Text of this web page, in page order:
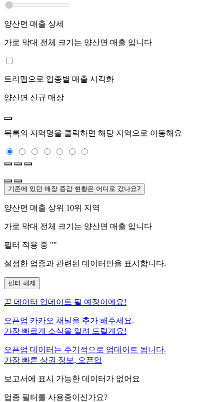
양산면 매출 상세
가로 막대 전체 크기는 양산면 매출 입니다
트리맵으로 업종별 매출 시각화
양산면 신규 매장
목록의 지역명을 클릭하면 해당 지역으로 이동해요
기존에 있던 매장 증감 현황은 어디로 갔나요?
양산면 매출 상위 10위 지역
가로 막대 전체 크기는 양산면 매출 입니다
필터 적용 중 ""
설정한 업종과 관련된 데이터만을 표시합니다.
필터 해제
곧 데이터 업데이트 될 예정이에요!
오픈업 카카오 채널을 추가 해주세요.
가장 빠르게 소식을 알려 드릴게요!
오픈업 데이터는 주기적으로 업데이트 됩니다.
가장 빠른 상권 정보, 오픈업
보고서에 표시 가능한 데이터가 없어요
업종 필터를 사용중이신가요?